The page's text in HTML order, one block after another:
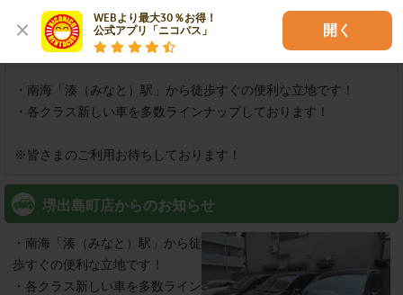
WEBより最大30％お得！
公式アプリ「ニコパス」
開く
奥側に店舗がございます。
インフォメーション
・南海「湊（みなと）駅」から徒歩すぐの便利な立地です！
・各クラス新しい車を多数ラインナップしております！
※皆さまのご利用お待ちしております！
堺出島町店からのお知らせ
・南海「湊（みなと）駅」から徒
歩すぐの便利な立地です！
・各クラス新しい車を多数ライン